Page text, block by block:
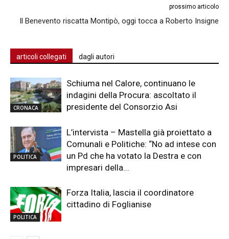
prossimo articolo
Il Benevento riscatta Montipò, oggi tocca a Roberto Insigne
articoli collegati dagli autori
CRONACA
Schiuma nel Calore, continuano le
indagini della Procura: ascoltato il
presidente del Consorzio Asi
POLITICA
L’intervista – Mastella già proiettato a
Comunali e Politiche: “No ad intese con
un Pd che ha votato la Destra e con
impresari della...
POLITICA
Forza Italia, lascia il coordinatore
cittadino di Foglianise